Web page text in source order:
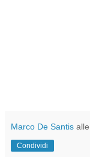
Marco De Santis alle
Condividi